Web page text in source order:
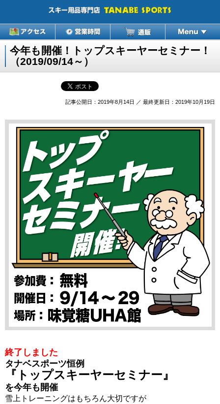
今年も開催！トップスキーヤーセミナー！
（2019/09/14～）
記事公開日：2019年8月14日 ／ 最終更新日：2019年10月19日
終了しました
タナベスポーツ恒例
『トップスキーヤーセミナー』
を今年も開催
雪上トレーニングはもちろん大切ですが